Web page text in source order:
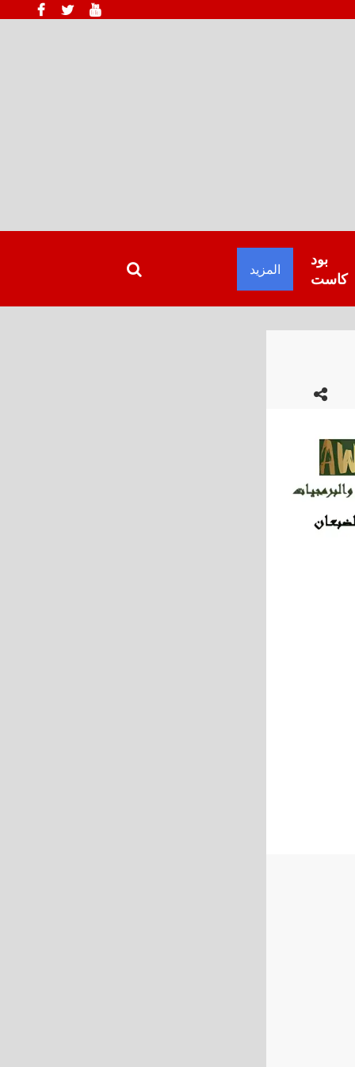
المزيد
بود
كاست